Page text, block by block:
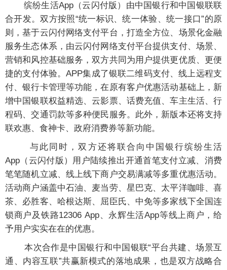
缤纷生活App（云闪付版）由中国银行和中国银联联
合开发。双方按照“统一标识、统一体验、统一接口”的原
则，基于云闪付网络支付平台，打造全方位、场景化金融
服务生态体系，由云闪付网络支付平台提供支付、场景、
营销和风控基础服务，双方共同为用户提供更优质、更便
捷的支付体验。APP集成了银联二维码支付、线上远程支
付、银行卡管理等功能，在原有客户优惠活动基础上，新
增中国银联权益精选、云影票、话费充值、车主生活、行
程码、交通罚款等多种便民服务。此外，新版本还将支持
联欢惠、食神卡、政府消费券等新功能。
与此同时，双方还将联合向中国银行缤纷生活
App（云闪付版）用户陆续推出开通首笔支付立减、消费
笔笔随机立减、线上线下商户交易满减等多重优惠活动。
活动商户涵盖中石油、麦当劳、星巴克、太平洋咖啡、喜
茶、必胜客、哈根达斯、屈臣氏、中免等多家线下全国连
锁商户及铁路12306 App、永辉生活App等线上商户，给
予用户实实在在的优惠。
本次合作是中国银行和中国银联“平台共建、场景互
通、内容互联”共赢新模式的落地成果，也是双方战略合